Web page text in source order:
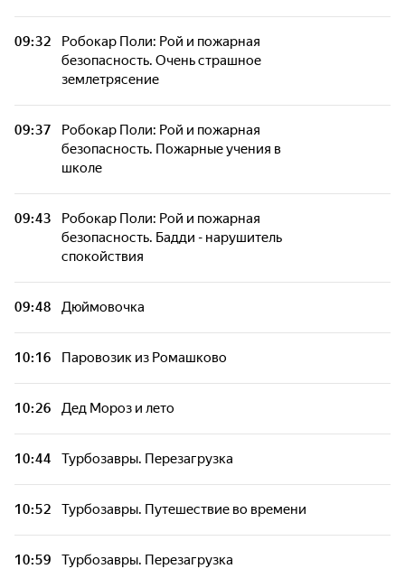
ЧиЧи ПингПинг. Сезон 3. Чемпионат по
путешествиям и исследованиям! Начало
Золотого уровня (Часть 2-я)
Вулливуд. Катапульта
Вулливуд. В поисках тишины
Вулливуд. Хрустальный шар
"Крабсформер 2"
Larva: Личинки на острове. 21-я серия -
"Любовь Олуши"
Larva: Личинки на острове. 22-я серия -
"Родители Манго"
09:32
Робокар Поли: Рой и пожарная
безопасность. Очень страшное
землетрясение
09:37
Робокар Поли: Рой и пожарная
безопасность. Пожарные учения в
школе
09:43
Робокар Поли: Рой и пожарная
безопасность. Бадди - нарушитель
спокойствия
09:48 Дюймовочка
10:16 Паровозик из Ромашково
10:26 Дед Мороз и лето
10:44 Турбозавры. Перезагрузка
10:52 Турбозавры. Путешествие во времени
10:59 Турбозавры. Перезагрузка